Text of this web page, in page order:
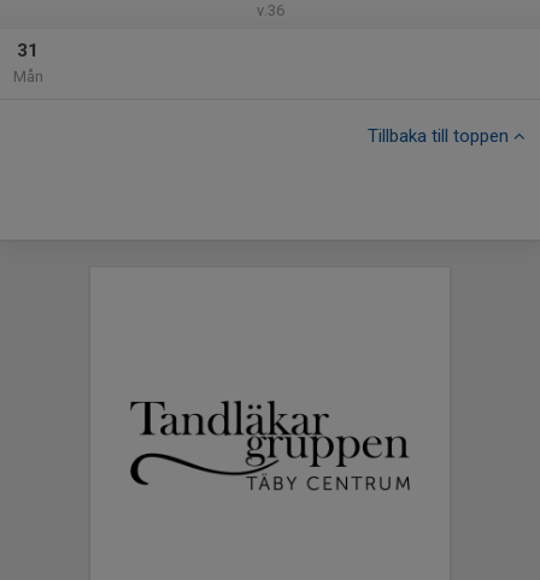
v.36
31
Mån
Tillbaka till toppen